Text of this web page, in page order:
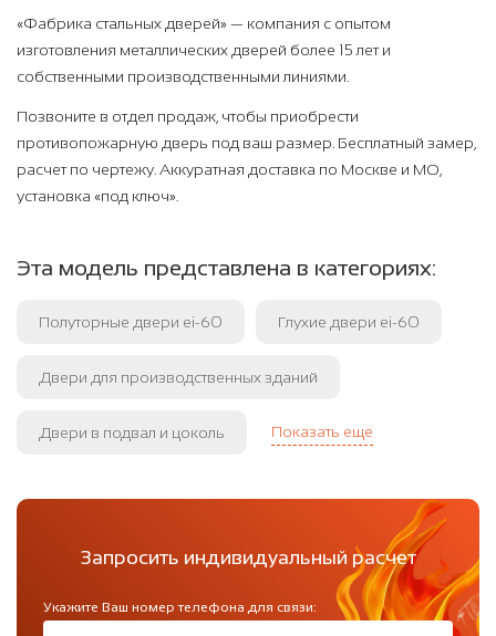
«Фабрика стальных дверей» — компания с опытом
изготовления металлических дверей более 15 лет и
собственными производственными линиями.
Позвоните в отдел продаж, чтобы приобрести
противопожарную дверь под ваш размер. Бесплатный замер,
расчет по чертежу. Аккуратная доставка по Москве и МО,
установка «под ключ».
Эта модель представлена в категориях:
Полуторные двери ei-60 Глухие двери ei-60
Двери для производственных зданий
Двери в подвал и цоколь Показать еще
Запросить индивидуальный расчет
Укажите Ваш номер телефона для связи: